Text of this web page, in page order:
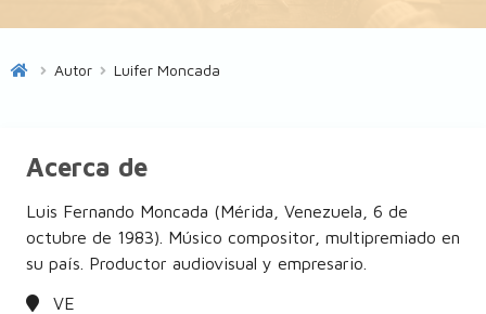
Autor Luifer Moncada
Acerca de
Luis Fernando Moncada (Mérida, Venezuela, 6 de
octubre de 1983). Músico compositor, multipremiado en
su país. Productor audiovisual y empresario.
VE